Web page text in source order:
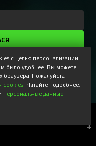
получать наши
предложения,
Ознакомьтесь с нашей
+
с целью персонализации
было удобнее. Вы можете
браузера. Пожалуйста,
cookies . Читайте подробнее,
персональные данные